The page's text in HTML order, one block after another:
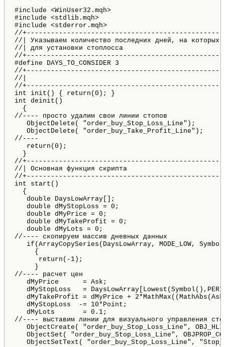
#include <WinUser32.mqh>
#include <stdlib.mqh>
#include <stderror.mqh>
//
//| Указываем количество последних дней, на
//| для установки стоплосса
//
#define DAYS_TO_CONSIDER 3
//
//|
//
int init() { return(0); }
int deinit()
  {
//---- просто удалим свои линии стопов
   ObjectDelete( "order_buy_Stop_Loss_Line");
   ObjectDelete( "order_buy_Take_Profit_Line");
//----
   return(0);
  }
//
//| Основная функция скрипта
//
int start()
  {
   double DaysLowArray[];
   double dMyStopLoss = 0;
   double dMyPrice = 0;
   double dMyTakeProfit = 0;
   double dMyLots = 0;
//---- скопируем массив дневных данных
if(ArrayCopySeries(DaysLowArray, MODE_LOW,
     {
      return(-1);
     }
//---- расчет цен
   dMyPrice      = Ask;
dMyStopLoss   =
dMyTakeProfit = dMyPrice +
   dMyStopLoss  -= 10*Point;
   dMyLots       = 0.1;
//---- выставим линии для визуального управления
ObjectCreate( "order_buy_Stop_Loss_Line",
ObjectSet( "order_buy_Stop_Loss_Line",
ObjectSetText( "order_buy_Stop_Loss_Line",